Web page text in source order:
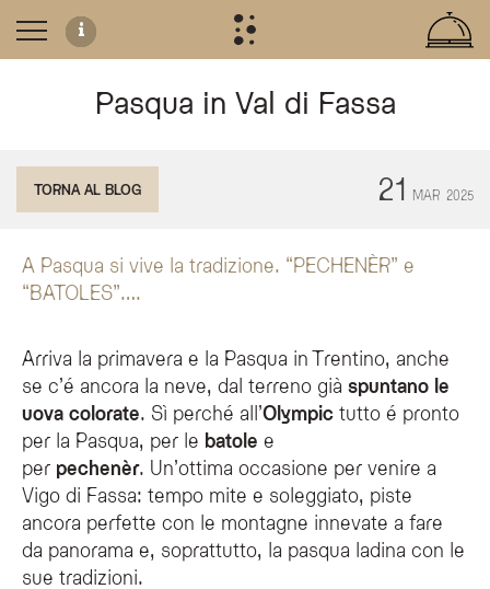
Pasqua in Val di Fassa
Tradizioni di Pasqua in Val di Fassa
Nei giorni del Venerdì e Sabato Santo, le campane del paese restano mute
La sfida del Pechenèr
Consigli per il Pechenèr
Per affrontare al meglio questa sfida tradizionale, ecco alcuni suggerimenti:
Selezione:Prediligete uova di dimensioni contenute per una
Preparazione:Utilizzate coloranti naturali come bucce di cipolla,
Tecnica:L'uovo va impugnato fermamente a pugno. È
Regole:La sfida richiede precisione. Ilpechenèrsi disputa in famiglia
Cosa sono le "batole" della tradizione pasquale in Val di Fassa?
21 MAR 2025
TORNA AL BLOG
A Pasqua si vive la tradizione. “PECHENÈR” e
“BATOLES”….
Arriva la primavera e la Pasqua in Trentino, anche
se c’é ancora la neve, dal terreno già spuntano le
uova colorate. Sì perché all’Olympic tutto é pronto
per la Pasqua, per le batole e
per pechenèr. Un’ottima occasione per venire a
Vigo di Fassa: tempo mite e soleggiato, piste
ancora perfette con le montagne innevate a fare
da panorama e, soprattutto, la pasqua ladina con le
sue tradizioni.